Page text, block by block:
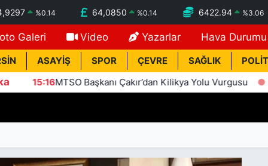
%0.14 64,0850 %0.14 6422.94 %3.06
Galeri Video Yazarlar Hava Durumu
ASAYİŞ SPOR ÇEVRE SAĞLIK
Çakır’dan Kilikya Yolu Vurgusu 14:54Park